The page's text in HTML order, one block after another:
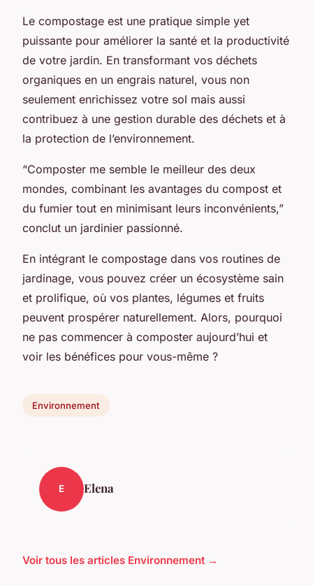
Le compostage est une pratique simple yet
puissante pour améliorer la santé et la productivité
de votre jardin. En transformant vos déchets
organiques en un engrais naturel, vous non
seulement enrichissez votre sol mais aussi
contribuez à une gestion durable des déchets et à
la protection de l’environnement.
“Composter me semble le meilleur des deux
mondes, combinant les avantages du compost et
du fumier tout en minimisant leurs inconvénients,”
conclut un jardinier passionné.
En intégrant le compostage dans vos routines de
jardinage, vous pouvez créer un écosystème sain
et prolifique, où vos plantes, légumes et fruits
peuvent prospérer naturellement. Alors, pourquoi
ne pas commencer à composter aujourd’hui et
voir les bénéfices pour vous-même ?
Environnement
E Elena
Voir tous les articles Environnement →